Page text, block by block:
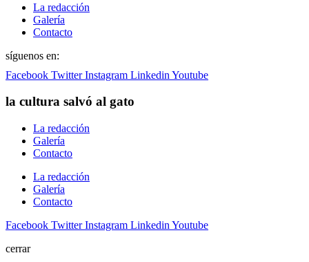
La redacción
Galería
Contacto
síguenos en:
Facebook Twitter Instagram Linkedin Youtube
la cultura salvó al gato
La redacción
Galería
Contacto
La redacción
Galería
Contacto
Facebook Twitter Instagram Linkedin Youtube
cerrar